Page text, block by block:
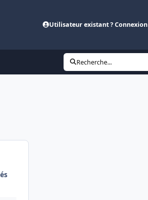
Utilisateur existant ? Connexion
Recherche...